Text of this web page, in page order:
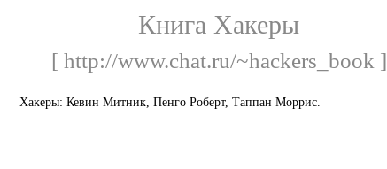
Книга Хакеры
[ http://www.chat.ru/~hackers_book ]
Хакеры: Кевин Митник, Пенго Роберт, Таппан Моррис.